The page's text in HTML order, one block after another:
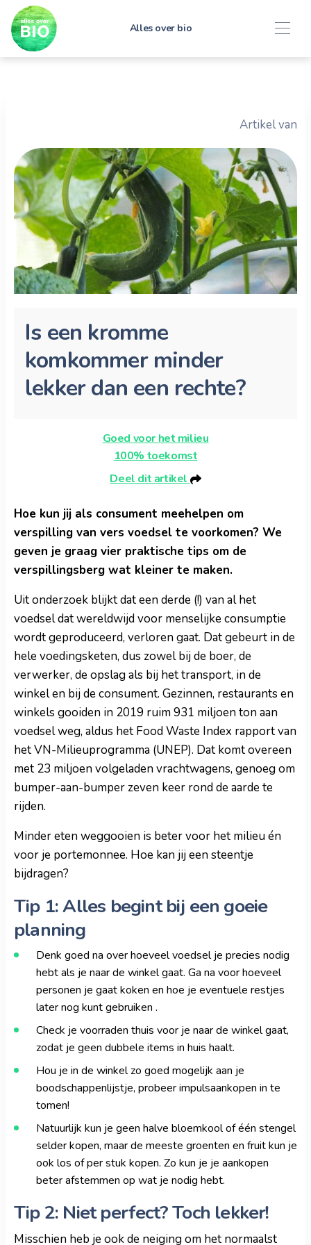
Alles over bio
Artikel van
Is een kromme
komkommer minder
lekker dan een rechte?
Goed voor het milieu
100% toekomst
Deel dit artikel
Hoe kun jij als consument meehelpen om
verspilling van vers voedsel te voorkomen? We
geven je graag vier praktische tips om de
verspillingsberg wat kleiner te maken.
Uit onderzoek blijkt dat een derde (!) van al het
voedsel dat wereldwijd voor menselijke consumptie
wordt geproduceerd, verloren gaat. Dat gebeurt in de
hele voedingsketen, dus zowel bij de boer, de
verwerker, de opslag als bij het transport, in de
winkel en bij de consument. Gezinnen, restaurants en
winkels gooiden in 2019 ruim 931 miljoen ton aan
voedsel weg, aldus het Food Waste Index rapport van
het VN-Milieuprogramma (UNEP). Dat komt overeen
met 23 miljoen volgeladen vrachtwagens, genoeg om
bumper-aan-bumper zeven keer rond de aarde te
rijden.
Minder eten weggooien is beter voor het milieu én
voor je portemonnee. Hoe kan jij een steentje
bijdragen?
Tip 1: Alles begint bij een goeie
planning
Denk goed na over hoeveel voedsel je precies nodig
hebt als je naar de winkel gaat. Ga na voor hoeveel
personen je gaat koken en hoe je eventuele restjes
later nog kunt gebruiken .
Check je voorraden thuis voor je naar de winkel gaat,
zodat je geen dubbele items in huis haalt.
Hou je in de winkel zo goed mogelijk aan je
boodschappenlijstje, probeer impulsaankopen in te
tomen!
Natuurlijk kun je geen halve bloemkool of één stengel
selder kopen, maar de meeste groenten en fruit kun je
ook los of per stuk kopen. Zo kun je je aankopen
beter afstemmen op wat je nodig hebt.
Tip 2: Niet perfect? Toch lekker!
Misschien heb je ook de neiging om het normaalst